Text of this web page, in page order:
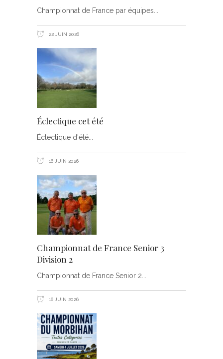
Championnat de France par équipes
22 JUIN 2026
Éclectique cet été
Éclectique d'été
16 JUIN 2026
Championnat de France Senior 3
Division 2
Championnat de France Senior 2
16 JUIN 2026